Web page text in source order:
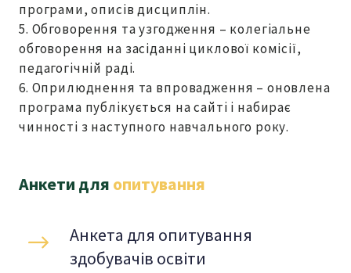
програми, описів дисциплін.
5. Обговорення та узгодження – колегіальне
обговорення на засіданні циклової комісії,
педагогічній раді.
6. Оприлюднення та впровадження – оновлена
програма публікується на сайті і набирає
чинності з наступного навчального року.
Анкети для опитування
Анкета для опитування
здобувачів освіти